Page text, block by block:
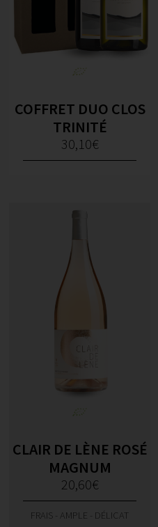
COFFRET DUO CLOS
TRINITÉ
30,10€
CLAIR DE LÈNE ROSÉ
MAGNUM
20,60€
FRAIS - AMPLE - DÉLICAT